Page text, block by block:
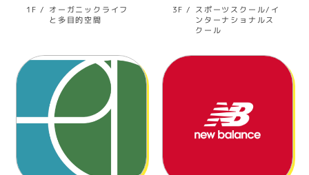
1F オーガニックライフ
と多目的空間
3F スポーツスクール/イ
ンターナショナルス
クール